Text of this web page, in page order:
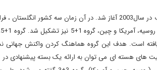
: مذاکرات هسته ای ایران و غرب در سال2003 آغاز شد. در آن زمان
یافته است. هدف این گروه هماهنگ کردن واکنش جهانی